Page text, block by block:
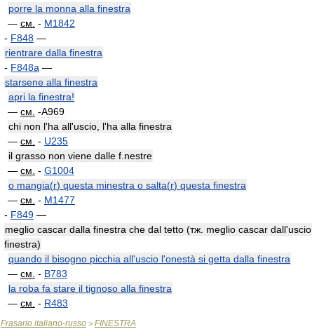
porre la monna alla finestra
— см - M1842
- F848 —
rientrare dalla finestra
- F848a —
starsene alla finestra
apri la finestra!
— см -A969
chi non l'ha all'uscio l'ha alla finestra
— см - U235
il grasso non viene dalle f nestre
— см - G1004
o mangia(r) questa minestra o salta(r) questa finestra
— см - M1477
- F849 —
meglio cascar dalla finestra che dal tetto (тж meglio cascar dall'uscio
finestra)
quando il bisogno picchia all'uscio l'onestà si getta dalla finestra
— см - B783
la roba fa stare il tignoso alla finestra
— см - R483
Frasario italiano-russo > FINESTRA